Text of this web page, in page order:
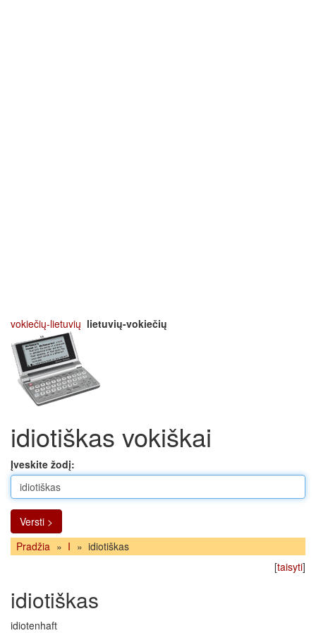
vokiečių-lietuvių lietuvių-vokiečių
idiotiškas vokiškai
Įveskite žodį:
Versti >
Pradžia » I » idiotiškas
[taisyti]
idiotiškas
idiotenhaft